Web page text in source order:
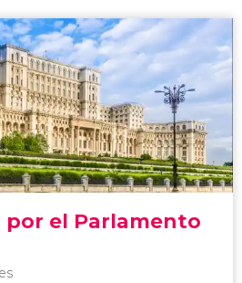
por el Parlamento